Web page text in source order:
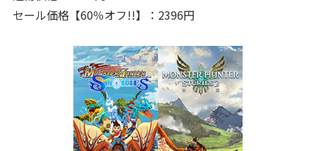
セール価格【60％オフ!!】：2396円